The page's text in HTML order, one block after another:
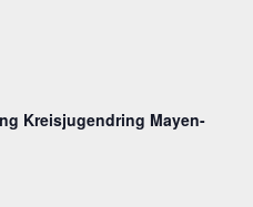
Kreisjugendring Mayen-